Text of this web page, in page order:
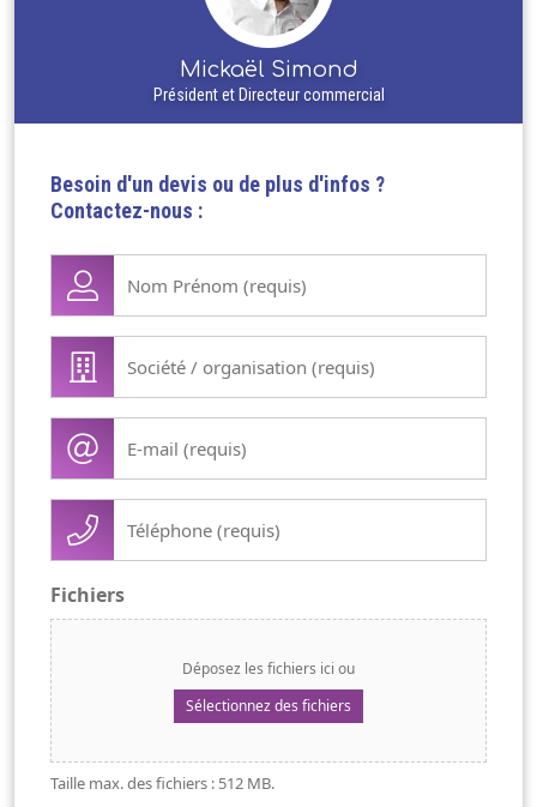
Mickaël Simond
Président et Directeur commercial
Besoin d'un devis ou de plus d'infos ?
Contactez-nous :
Nom
Prénom
Société
organisation
(Nécessaire)
mail
Téléphone
(Nécessaire)
Fichiers
Déposez les fichiers ici ou
Sélectionnez des fichiers
Taille max. des fichiers : 512 MB.